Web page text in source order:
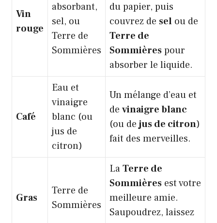
Vin
rouge
absorbant,
sel, ou
Terre de
Sommières
du papier, puis
couvrez de sel ou de
Terre de
Sommièrespour
absorber le liquide.
Café
Eau et
vinaigre
blanc (ou
jus de
citron)
Un mélange d’eau et
de vinaigre blanc
(ou dejus de citron)
fait des merveilles.
Gras
Terre de
Sommières
LaTerre de
Sommières est votre
meilleure amie.
Saupoudrez, laissez